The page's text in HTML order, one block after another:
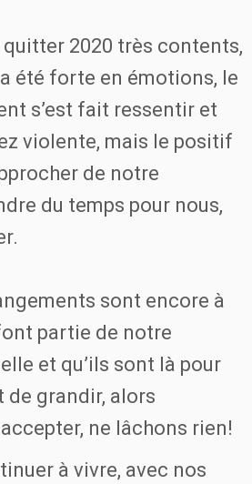
quitter 2020 très contents,
été forte en émotions, le
s’est fait ressentir et
violente, mais le positif
de notre
du temps pour nous,
sont encore à
partie de notre
et qu’ils sont là pour
de grandir, alors
ne lâchons rien!
à vivre, avec nos